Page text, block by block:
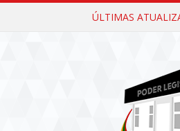
ÚLTIMAS